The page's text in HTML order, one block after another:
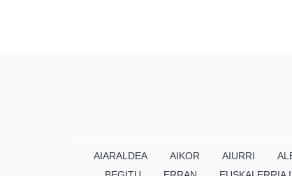
AIARALDEA AIKOR AIURRI